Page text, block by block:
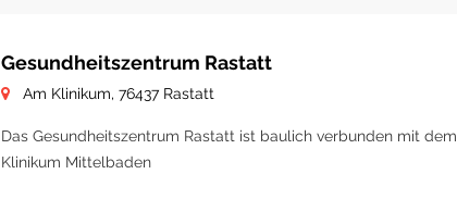
Gesundheitszentrum Rastatt
Am Klinikum, 76437 Rastatt
Das Gesundheitszentrum Rastatt ist baulich verbunden mit dem
Klinikum Mittelbaden